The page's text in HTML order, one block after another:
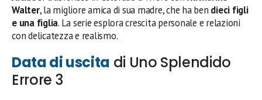
Walter, la migliore amica di sua madre, che ha ben dieci figli
e una figlia. La serie esplora crescita personale e relazioni
con delicatezza e realismo.
Data di uscita di Uno Splendido
Errore 3